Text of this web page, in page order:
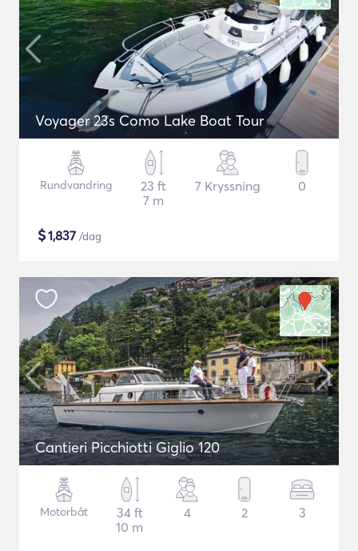
Voyager 23s Como Lake Boat Tour
Rundvandring
23 ft
7 m
7 Kryssning 0
$1,837 /dag
Cantieri Picchiotti Giglio 120
Motorbåt
34 ft
10 m
4 2 3